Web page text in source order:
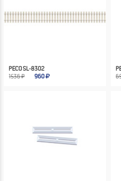
PECO SL-8302
1536 ₽
960